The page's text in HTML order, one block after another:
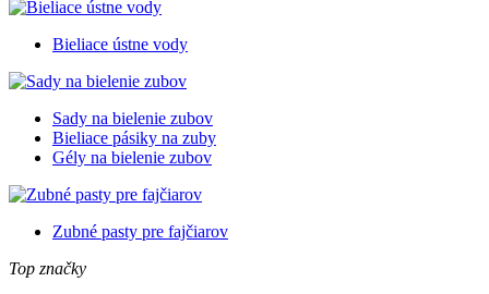
Bieliace ústne vody
Sady na bielenie zubov
Bieliace pásiky na zuby
Gély na bielenie zubov
Zubné pasty pre fajčiarov
Top značky